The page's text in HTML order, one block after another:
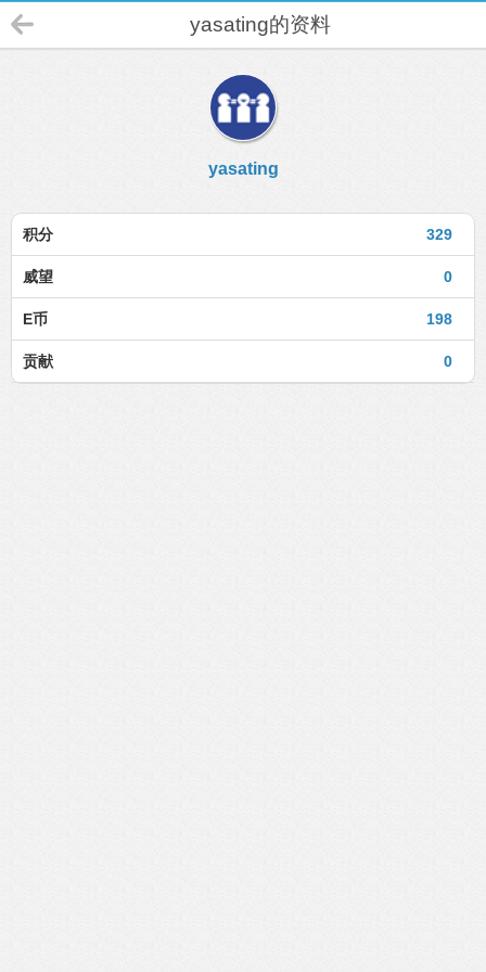
yasating的资料
yasating
329
积分
0
威望
198
E币
0
贡献